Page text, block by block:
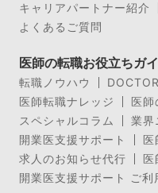
キャリアパートナー紹介
よくあるご質問
医師の転職お役立ちガ
転職ノウハウ
医師転職ナレッジ
医
スペシャルコラム
業界
開業医支援サポート
求人のお知らせ代行
開業医支援サポート ご利